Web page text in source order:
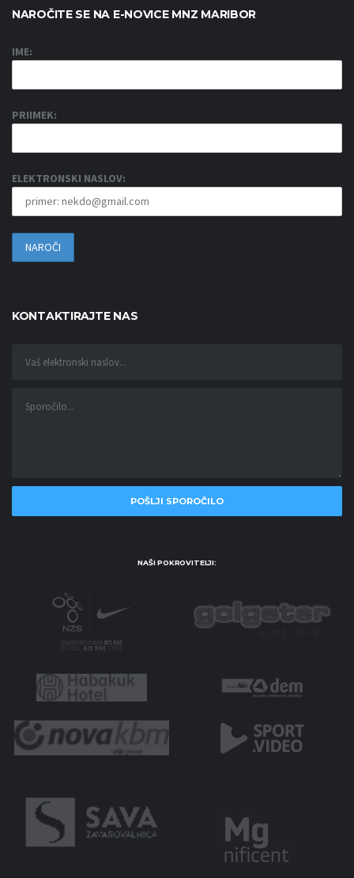
NAROČITE SE NA E-NOVICE MNZ MARIBOR
IME:
PRIIMEK:
ELEKTRONSKI NASLOV:
KONTAKTIRAJTE NAS
NAŠI POKROVITELJI: